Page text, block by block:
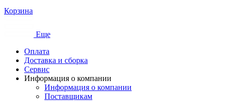
Корзина
Еще
Оплата
Доставка и сборка
Сервис
Информация о компании
Информация о компании
Поставщикам